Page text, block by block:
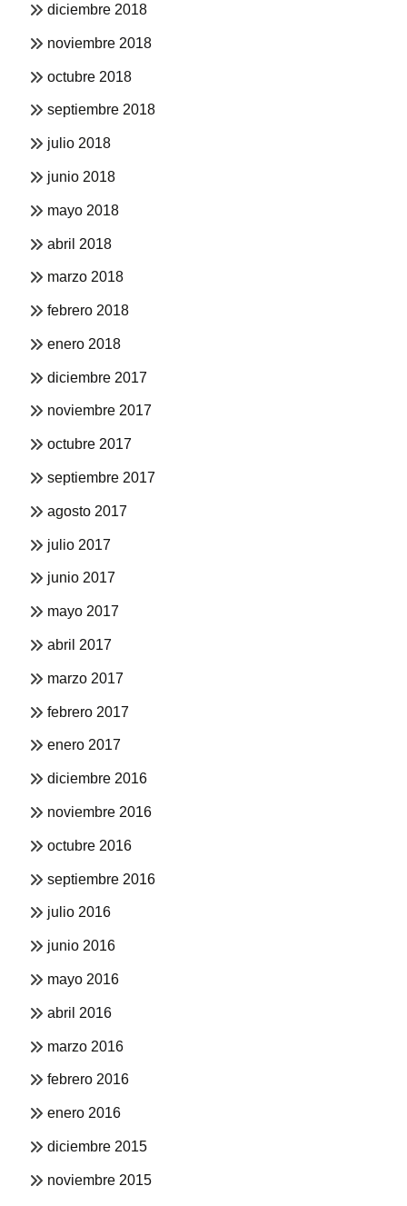
diciembre 2018
noviembre 2018
octubre 2018
septiembre 2018
julio 2018
junio 2018
mayo 2018
abril 2018
marzo 2018
febrero 2018
enero 2018
diciembre 2017
noviembre 2017
octubre 2017
septiembre 2017
agosto 2017
julio 2017
junio 2017
mayo 2017
abril 2017
marzo 2017
febrero 2017
enero 2017
diciembre 2016
noviembre 2016
octubre 2016
septiembre 2016
julio 2016
junio 2016
mayo 2016
abril 2016
marzo 2016
febrero 2016
enero 2016
diciembre 2015
noviembre 2015